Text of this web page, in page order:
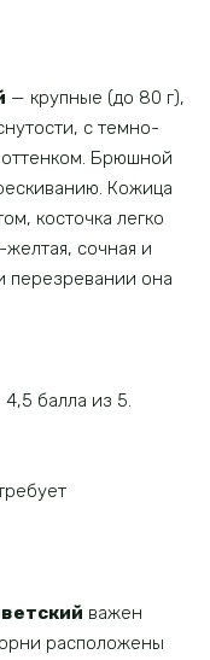
— крупные (до 80 г),
с темно-
Брюшной
Кожица
косточка легко
желтая, сочная и
перезревании она
балла из 5.
важен
расположены